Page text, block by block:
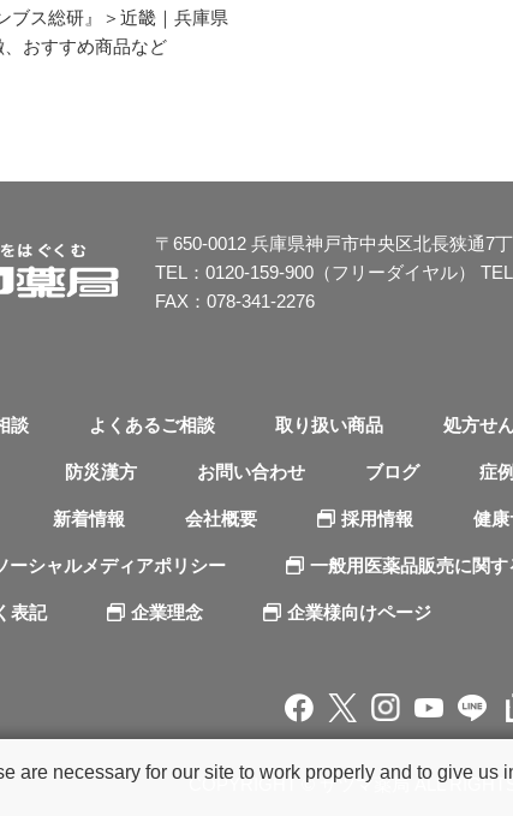
ブス総研』＞近畿｜兵庫県
おすすめ商品など
〒650-0012 兵庫県神戸市中央区北長狭通7
TEL： 0120-159-900（フリーダイヤル） TEL
FAX：078-341-2276
談 よくあるご相談 取り扱い商品 処方せ
防災漢方 お問い合わせ ブログ 症
新着情報 会社概要 採用情報 健
ーシャルメディアポリシー 一般用医薬品販売に関
表記 企業理念 企業様向けページ
COPYRIGHT © サツマ薬局 ALL
are necessary for our site to work properly and to give us